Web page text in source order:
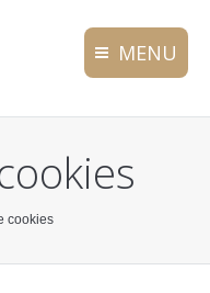
MENU
cookies